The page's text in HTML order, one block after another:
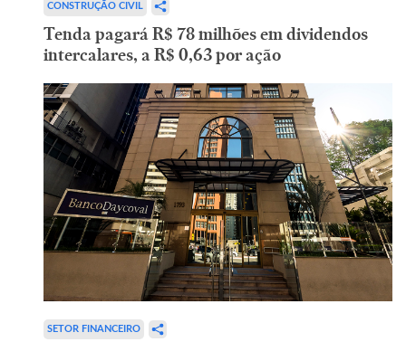
CONSTRUÇÃO CIVIL
Tenda pagará R$ 78 milhões em dividendos
intercalares, a R$ 0,63 por ação
SETOR FINANCEIRO